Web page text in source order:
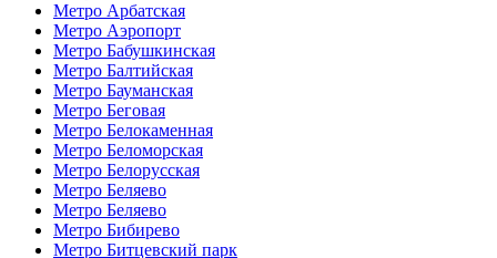
Метро Арбатская
Метро Аэропорт
Метро Бабушкинская
Метро Балтийская
Метро Бауманская
Метро Беговая
Метро Белокаменная
Метро Беломорская
Метро Белорусская
Метро Беляево
Метро Беляево
Метро Бибирево
Метро Битцевский парк